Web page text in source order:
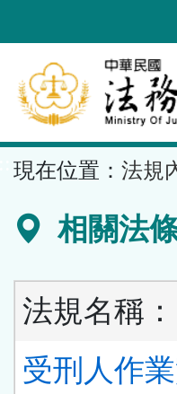
到
要
內
容
區
現在位置： 法規
相關法
法規名稱：
受刑人作